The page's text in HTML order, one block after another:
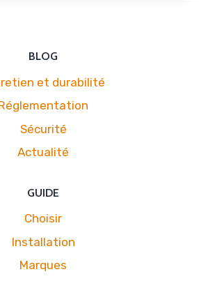
BLOG
et durabilité
Sécurité
Actualité
GUIDE
Choisir
Installation
Marques